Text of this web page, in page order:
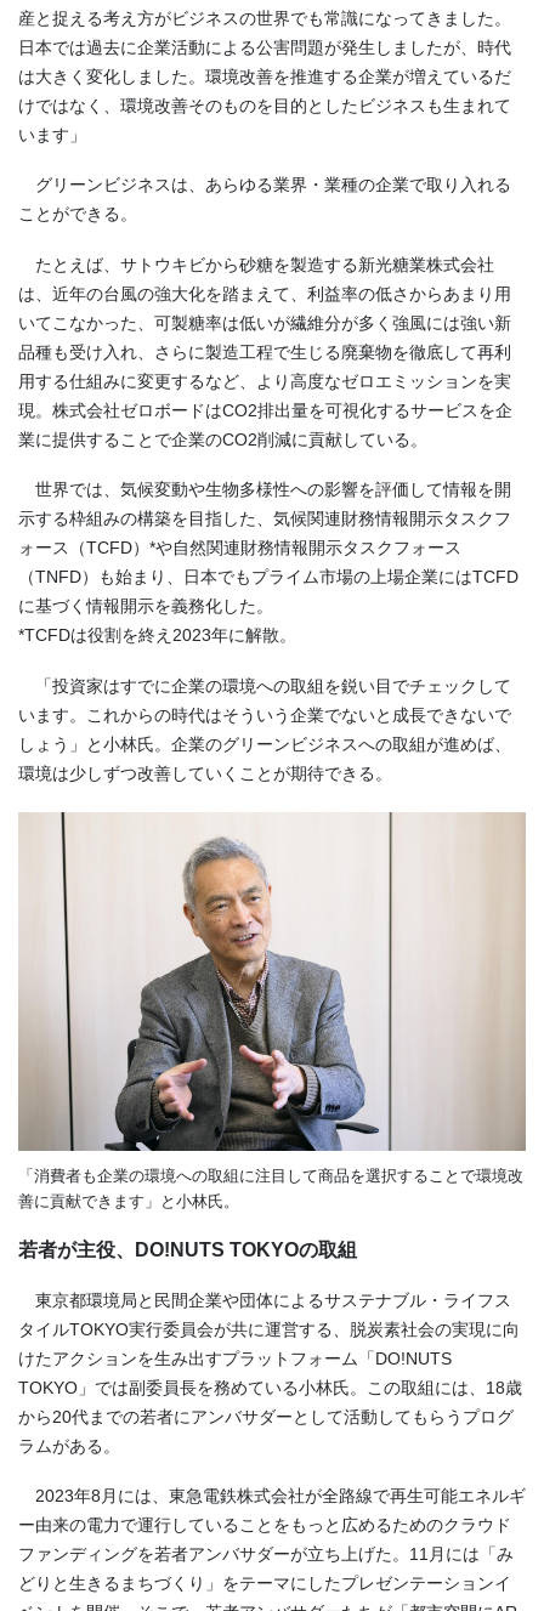
産と捉える考え方がビジネスの世界でも常識になってきました。
日本では過去に企業活動による公害問題が発生しましたが、時代
は大きく変化しました。環境改善を推進する企業が増えているだ
けではなく、環境改善そのものを目的としたビジネスも生まれて
います」
グリーンビジネスは、あらゆる業界・業種の企業で取り入れる
ことができる。
たとえば、サトウキビから砂糖を製造する新光糖業株式会社
は、近年の台風の強大化を踏まえて、利益率の低さからあまり用
いてこなかった、可製糖率は低いが繊維分が多く強風には強い新
品種も受け入れ、さらに製造工程で生じる廃棄物を徹底して再利
用する仕組みに変更するなど、より高度なゼロエミッションを実
現。株式会社ゼロボードはCO2排出量を可視化するサービスを企
業に提供することで企業のCO2削減に貢献している。
世界では、気候変動や生物多様性への影響を評価して情報を開
示する枠組みの構築を目指した、気候関連財務情報開示タスクフ
ォース（TCFD）*や自然関連財務情報開示タスクフォース
（TNFD）も始まり、日本でもプライム市場の上場企業にはTCFD
に基づく情報開示を義務化した。
*TCFDは役割を終え2023年に解散。
「投資家はすでに企業の環境への取組を鋭い目でチェックして
います。これからの時代はそういう企業でないと成長できないで
しょう」と小林氏。企業のグリーンビジネスへの取組が進めば、
環境は少しずつ改善していくことが期待できる。
「消費者も企業の環境への取組に注目して商品を選択することで環境改
善に貢献できます」と小林氏。
若者が主役、 DO! NUTS TOKYOの取組
東京都環境局と民間企業や団体によるサステナブル・ライフス
タイルTOKYO実行委員会が共に運営する、脱炭素社会の実現に向
けたアクションを生み出すプラットフォーム「DO!NUTS
TOKYO」では副委員長を務めている小林氏。この取組には、 18歳
から20代までの若者にアンバサダーとして活動してもらうプログ
ラムがある。
2023年8月には、東急電鉄株式会社が全路線で再生可能エネルギ
ー由来の電力で運行していることをもっと広めるためのクラウド
ファンディングを若者アンバサダーが立ち上げた。11月には「み
どりと生きるまちづくり」をテーマにしたプレゼンテーションイ